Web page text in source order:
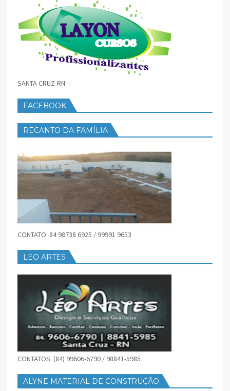
SANTA CRUZ-RN
FACEBOOK
RECANTO DA FAMÍLIA
CONTATO: 84 98738 6925 / 99991 9653
LEO ARTES
CONTATOS: (84) 99606-6790 / 98841-5985
ALYNE MATERIAL DE CONSTRUÇÃO